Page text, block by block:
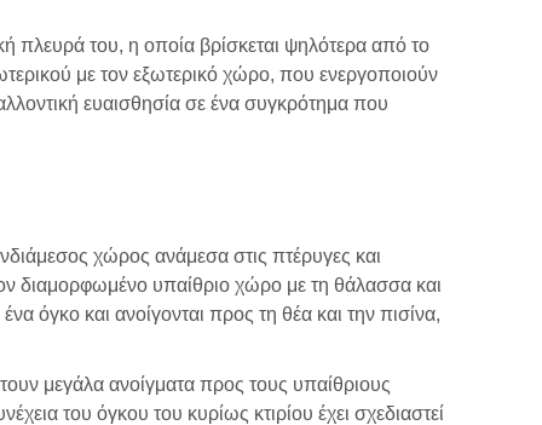
πλευρά του, η οποία βρίσκεται ψηλότερα από το
με τον εξωτερικό χώρο, που ενεργοποιούν
ευαισθησία σε ένα συγκρότημα που
χώρος ανάμεσα στις πτέρυγες και
διαμορφωμένο υπαίθριο χώρο με τη θάλασσα και
όγκο και ανοίγονται προς τη θέα και την πισίνα,
μεγάλα ανοίγματα προς τους υπαίθριους
του όγκου του κυρίως κτιρίου έχει σχεδιαστεί